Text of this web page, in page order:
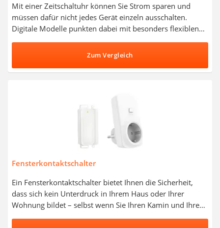
Mit einer Zeitschaltuhr können Sie Strom sparen und
müssen dafür nicht jedes Gerät einzeln ausschalten.
Digitale Modelle punkten dabei mit besonders flexiblen
eine bestehende Smart-Home-Steuerung integrieren. Laut
gängiger Tests im Internet sollte eine gute digitale
Zeitschaltuhr möglichst genau arbeiten und über eine
Sie sich jetzt für eine digitale Zeitschaltuhr mit
Zufallsfunktion aus unserer Vergleichstabelle und
Zum Vergleich
Fensterkontaktschalter
Ein Fensterkontaktschalter bietet Ihnen die Sicherheit,
dass sich kein Unterdruck in Ihrem Haus oder Ihrer
Wohnung bildet – selbst wenn Sie Ihren Kamin und Ihre